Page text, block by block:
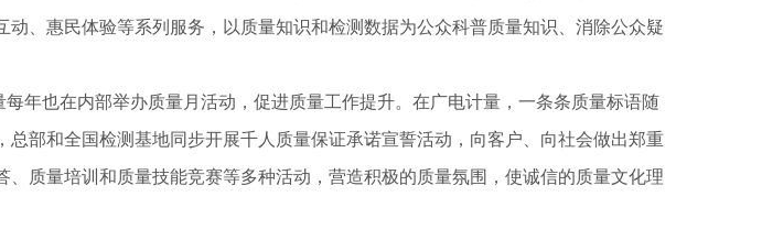
、惠民体验等系列服务，以质量知识和检测数据为公众科普质量知识、消除公众疑
也在内部举办质量月活动，促进质量工作提升。在广电计量，一条条质量标语随
部和全国检测基地同步开展千人质量保证承诺宣誓活动，向客户、向社会做出郑重
质量培训和质量技能竞赛等多种活动，营造积极的质量氛围，使诚信的质量文化理